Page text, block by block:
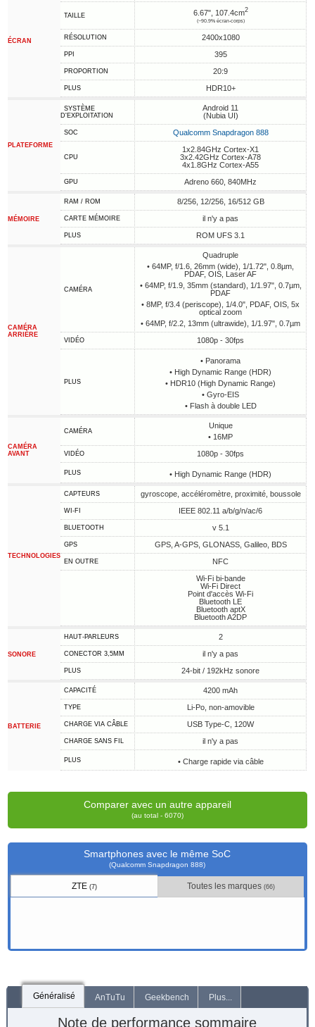
ÉCRAN
TAILLE 6.67", 107.4cm2
(~90.9% écran-corps)
RÉSOLUTION 2400x1080
PPI 395
PROPORTION 20:9
PLUS HDR10+
PLATEFORME
SYSTÈME
D'EXPLOITATION
Android 11
(Nubia UI)
SOC Qualcomm Snapdragon 888
CPU
1x2.84GHz Cortex-X1
3x2.42GHz Cortex-A78
4x1.8GHz Cortex-A55
GPU Adreno 660, 840MHz
MÉMOIRE
RAM / ROM 8/256, 12/256, 16/512 GB
CARTE MÉMOIRE il n'y a pas
PLUS ROM UFS 3.1
CAMÉRA
ARRIÈRE
CAMÉRA
Quadruple
• 64MP, f/1.6, 26mm (wide), 1/1.72", 0.8µm,
PDAF, OIS, Laser AF
• 64MP, f/1.9, 35mm (standard), 1/1.97", 0.7µm,
PDAF
• 8MP, f/3.4 (periscope), 1/4.0", PDAF, OIS, 5x
optical zoom
• 64MP, f/2.2, 13mm (ultrawide), 1/1.97", 0.7µm
VIDÉO 1080p - 30fps
PLUS
• Panorama
• High Dynamic Range (HDR)
• HDR10 (High Dynamic Range)
• Gyro-EIS
• Flash à double LED
CAMÉRA
AVANT
CAMÉRA
Unique
• 16MP
VIDÉO 1080p - 30fps
PLUS • High Dynamic Range (HDR)
TECHNOLOGIES
CAPTEURS gyroscope, accéléromètre, proximité, boussole
WI-FI IEEE 802.11 a/b/g/n/ac/6
BLUETOOTH v 5.1
GPS GPS, A-GPS, GLONASS, Galileo, BDS
EN OUTRE
NFC
Wi-Fi bi-bande
Wi-Fi Direct
Point d'accès Wi-Fi
Bluetooth LE
Bluetooth aptX
Bluetooth A2DP
SONORE
HAUT-PARLEURS 2
CONECTOR 3,5MM il n'y a pas
PLUS 24-bit / 192kHz sonore
BATTERIE
CAPACITÉ 4200 mAh
TYPE Li-Po, non-amovible
CHARGE VIA CÂBLE USB Type-C, 120W
CHARGE SANS FIL il n'y a pas
PLUS • Charge rapide via câble
Comparer avec un autre appareil
(au total - 6070)
Smartphones avec le même SoC
(Qualcomm Snapdragon 888)
ZTE(7) Toutes les marques(66)
Généralisé AnTuTu Geekbench Plus...
Note de performance sommaire